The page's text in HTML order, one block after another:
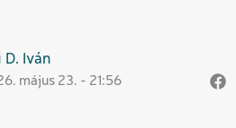
D. Iván
május 23. - 21:56